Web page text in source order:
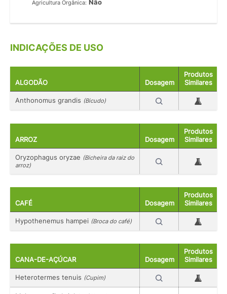
Agricultura Orgânica: Não
INDICAÇÕES DE USO
ALGODÃO Dosagem
Produtos
Similares
Anthonomus grandis (Bicudo)
ARROZ Dosagem
Produtos
Similares
Oryzophagus oryzae (Bicheira da raiz do
arroz)
CAFÉ Dosagem
Produtos
Similares
Hypothenemus hampei (Broca do café)
CANA-DE-AÇÚCAR Dosagem
Produtos
Similares
Heterotermes tenuis (Cupim)